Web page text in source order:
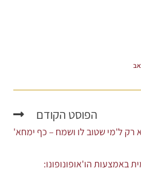
הפוסט הקודם
רק ל'מי שטוב לו ושמח – כף ימחא'
באמצעות הו'אופונופונו: